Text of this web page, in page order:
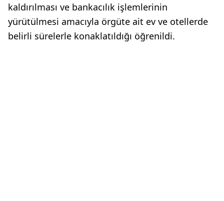
kaldırılması ve bankacılık işlemlerinin
yürütülmesi amacıyla örgüte ait ev ve otellerde
belirli sürelerle konaklatıldığı öğrenildi.